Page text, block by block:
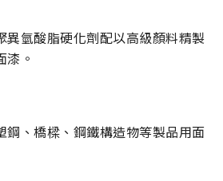
異氫酸脂硬化劑配以高級顏料精製
漆。
鋼、橋樑、鋼鐵構造物等製品用面